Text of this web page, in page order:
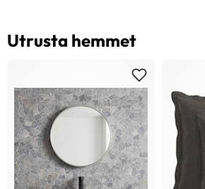
Utrusta hemmet